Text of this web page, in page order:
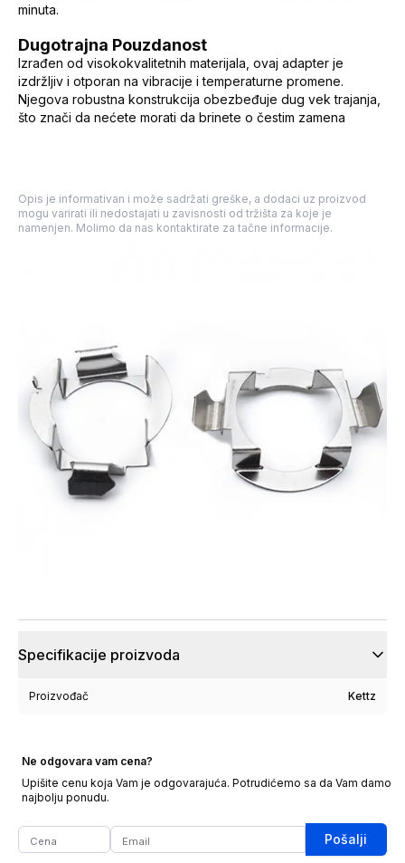
minuta.
Dugotrajna Pouzdanost
Izrađen od visokokvalitetnih materijala, ovaj adapter je
izdržljiv i otporan na vibracije i temperaturne promene.
Njegova robustna konstrukcija obezbeđuje dug vek trajanja,
što znači da nećete morati da brinete o čestim zamena
Opis je informativan i može sadržati greške, a dodaci uz proizvod
mogu varirati ili nedostajati u zavisnosti od tržišta za koje je
namenjen. Molimo da nas kontaktirate za tačne informacije.
Specifikacije proizvoda
Proizvođač Kettz
Ne odgovara vam cena?
Upišite cenu koja Vam je odgovarajuća. Potrudićemo sa da Vam damo
najbolju ponudu.
Pošalji